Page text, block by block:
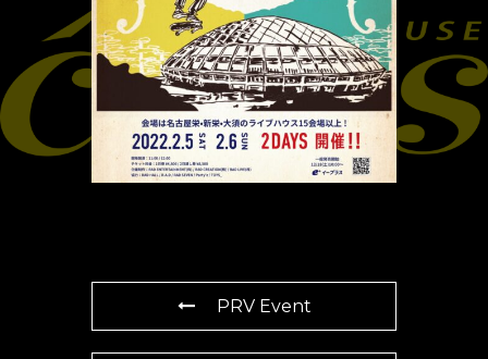
PRV Event